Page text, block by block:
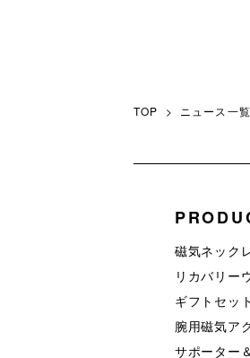
TOP ニュース一覧
磁気ネック
リカバリー
ギフトセット
腕用磁気ア
サポーター